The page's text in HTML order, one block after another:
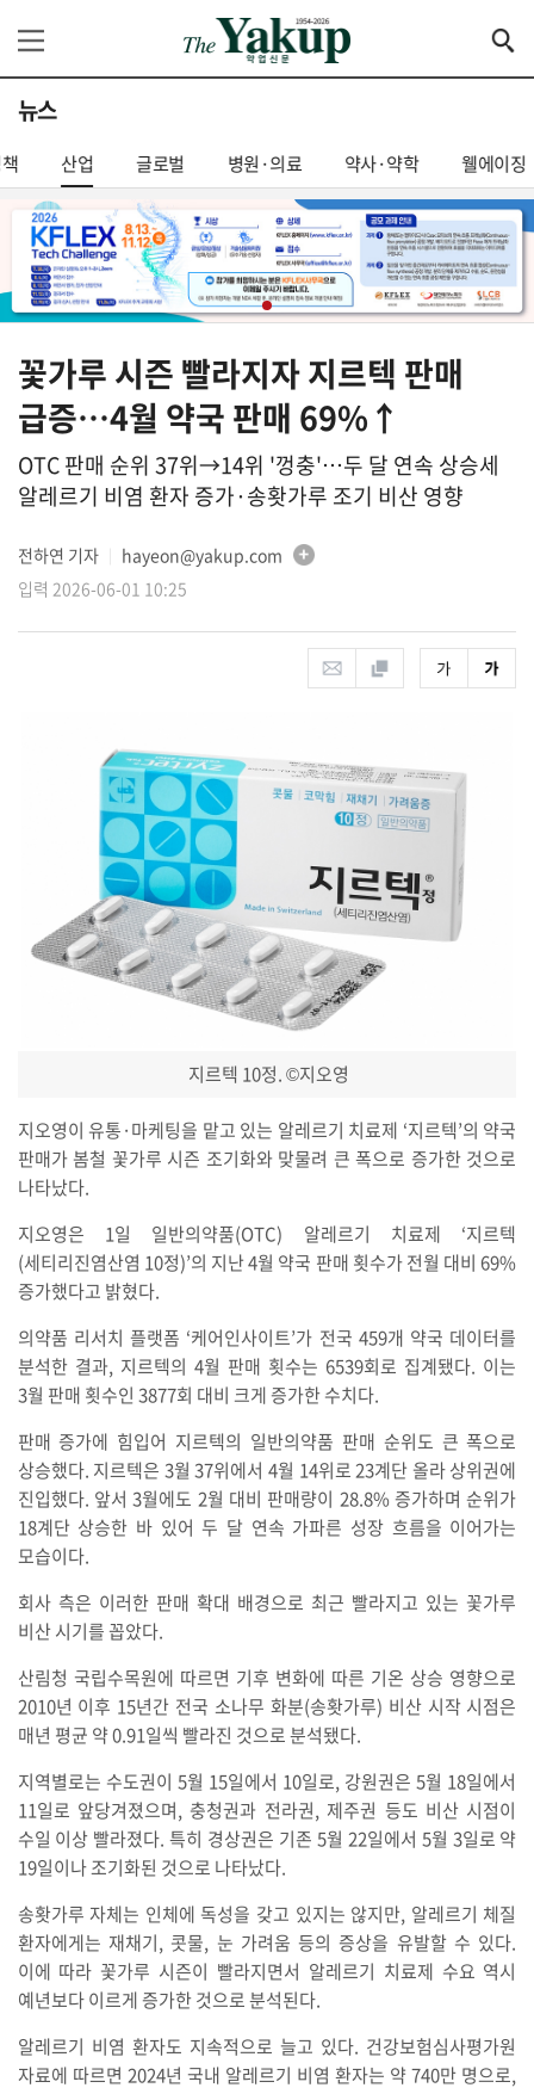
뉴스
산업 글로벌 병원·의료 약사·약학 웰에이징
꽃가루 시즌 빨라지자 지르텍 판매
급증…4월 약국 판매 69%↑
OTC 판매 순위 37위→14위 '껑충'…두 달 연속 상승세
알레르기 비염 환자 증가·송홧가루 조기 비산 영향
전하연 기자
hayeon@yakup.com
입력 2026-06-01 10:25
지르텍 10정.©지오영
지오영이 유통·마케팅을 맡고 있는 알레르기 치료제 ‘지르텍’의 약국
판매가 봄철 꽃가루 시즌 조기화와 맞물려 큰 폭으로 증가한 것으로
나타났다.
지오영은 1일 일반의약품(OTC) 알레르기 치료제 ‘지르텍
(세티리진염산염 10정)’의 지난 4월 약국 판매 횟수가 전월 대비 69%
증가했다고 밝혔다.
의약품 리서치 플랫폼 ‘케어인사이트’가 전국 459개 약국 데이터를
분석한 결과, 지르텍의 4월 판매 횟수는 6539회로 집계됐다. 이는
3월 판매 횟수인 3877회 대비 크게 증가한 수치다.
판매 증가에 힘입어 지르텍의 일반의약품 판매 순위도 큰 폭으로
상승했다. 지르텍은 3월 37위에서 4월 14위로 23계단 올라 상위권에
진입했다. 앞서 3월에도 2월 대비 판매량이 28.8% 증가하며 순위가
18계단 상승한 바 있어 두 달 연속 가파른 성장 흐름을 이어가는
모습이다.
회사 측은 이러한 판매 확대 배경으로 최근 빨라지고 있는 꽃가루
비산 시기를 꼽았다.
산림청 국립수목원에 따르면 기후 변화에 따른 기온 상승 영향으로
2010년 이후 15년간 전국 소나무 화분(송홧가루) 비산 시작 시점은
매년 평균 약 0.91일씩 빨라진 것으로 분석됐다.
지역별로는 수도권이 5월 15일에서 10일로, 강원권은 5월 18일에서
11일로 앞당겨졌으며, 충청권과 전라권, 제주권 등도 비산 시점이
수일 이상 빨라졌다. 특히 경상권은 기존 5월 22일에서 5월 3일로 약
19일이나 조기화된 것으로 나타났다.
송홧가루 자체는 인체에 독성을 갖고 있지는 않지만, 알레르기 체질
환자에게는 재채기, 콧물, 눈 가려움 등의 증상을 유발할 수 있다.
이에 따라 꽃가루 시즌이 빨라지면서 알레르기 치료제 수요 역시
예년보다 이르게 증가한 것으로 분석된다.
알레르기 비염 환자도 지속적으로 늘고 있다. 건강보험심사평가원
자료에 따르면 2024년 국내 알레르기 비염 환자는 약 740만 명으로,